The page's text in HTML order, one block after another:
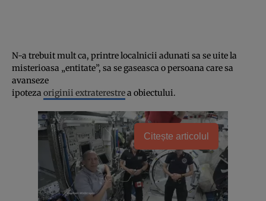
N-a trebuit mult ca, printre localnicii adunati sa se uite la
misterioasa „entitate”, sa se gaseasca o persoana care sa
avanseze
ipoteza originii extraterestrea obiectului.
Citește articolul